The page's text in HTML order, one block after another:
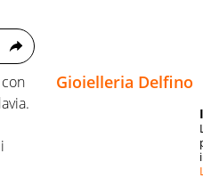
Gioielleria Delfino